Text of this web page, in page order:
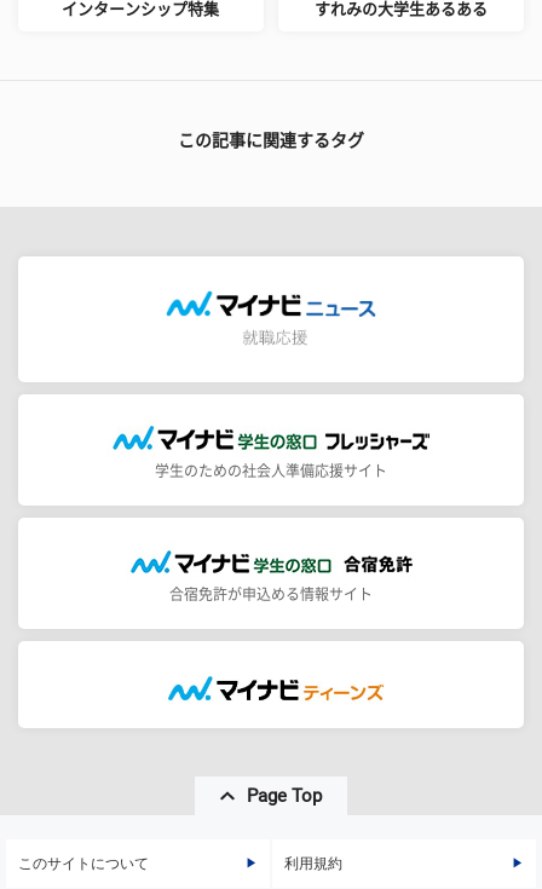
インターンシップ特集 すれみの大学生あるある
この記事に関連するタグ
学生のための社会人準備応援サイト
合宿免許が申込める情報サイト
Page Top
このサイトについて 利用規約